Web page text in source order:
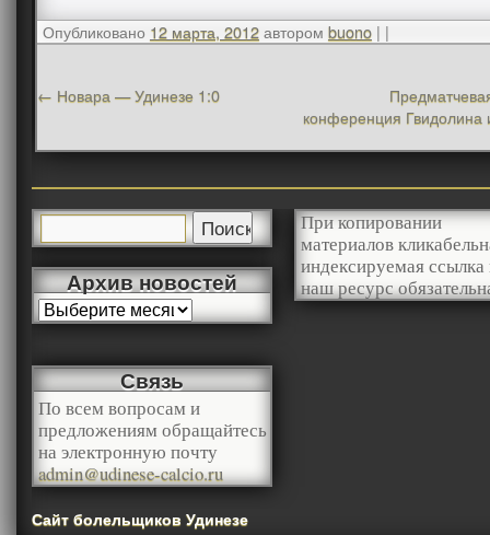
Опубликовано 12 марта, 2012автором buono | |
← Новара — Удинезе 1:0
конференция Гвидолина
Архив новостей
При копировании
материалов
индексируемая ссылка
наш ресурс
Связь
По всем вопросам и
предложениям обращайтесь
на электронную почту
admin@udinese-calcio.ru
Сайт болельщиков Удинезе